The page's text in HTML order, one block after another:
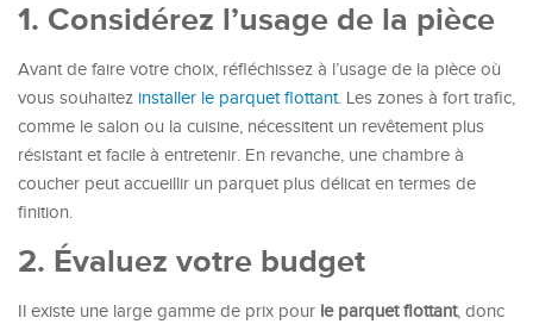
1. Considérez l’usage de la pièce
Avant de faire votre choix, réfléchissez à l’usage de la pièce où
vous souhaitez installer le parquet flottant. Les zones à fort trafic,
comme le salon ou la cuisine, nécessitent un revêtement plus
résistant et facile à entretenir. En revanche, une chambre à
coucher peut accueillir un parquet plus délicat en termes de
finition.
2. Évaluez votre budget
Il existe une large gamme de prix pour le parquet flottant, donc